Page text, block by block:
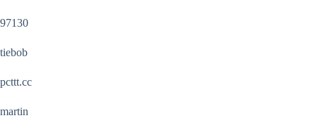
97130
tiebob
pcttt.cc
martin